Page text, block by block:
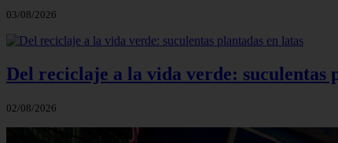
03/08/2026
Del reciclaje a la vida verde: suculentas
02/08/2026